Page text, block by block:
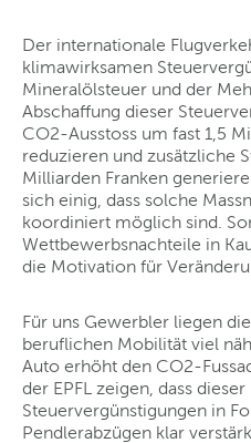
Der internationale
klimawirksamen
Mineralölsteuer und der
Abschaffung dieser
CO2-Ausstoss um fast 1,5
reduzieren und zusätzliche
Milliarden Franken
sich einig, dass solche
koordiniert möglich sind.
Wettbewerbsnachteile in
die Motivation für
Für uns Gewerbler liegen
beruflichen Mobilität viel
Auto erhöht den CO2-
der EPFL zeigen, dass
Steuervergünstigungen in
Pendlerabzügen klar